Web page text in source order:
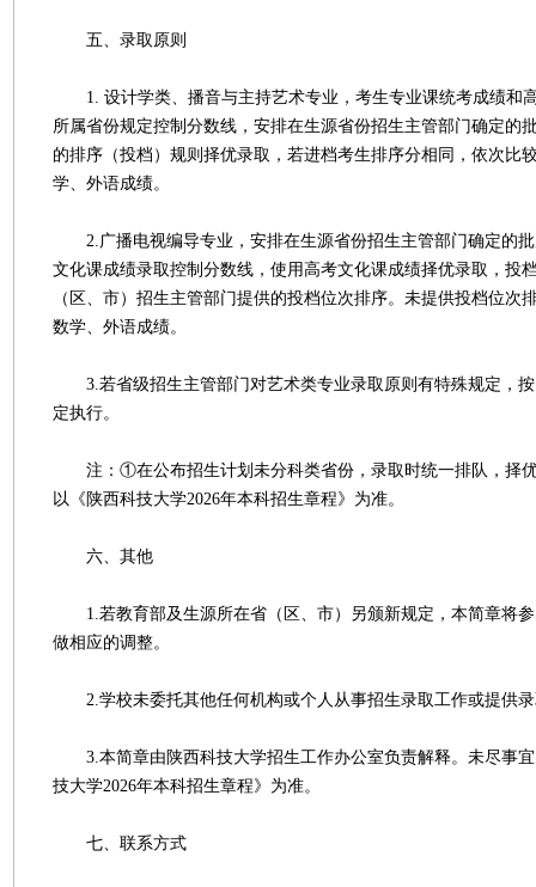
五、录取原则
1. 设计学类、播音与主持艺术专业，考生专业课统考成绩和
所属省份规定控制分数线，安排在生源省份招生主管部门确定的
的排序（投档）规则择优录取，若进档考生排序分相同，依次比
学、外语成绩。
2.广播电视编导专业，安排在生源省份招生主管部门确定的批
文化课成绩录取控制分数线，使用高考文化课成绩择优录取，投
（区、市）招生主管部门提供的投档位次排序。未提供投档位次
数学、外语成绩。
3.若省级招生主管部门对艺术类专业录取原则有特殊规定，按
定执行。
注：①在公布招生计划未分科类省份，录取时统一排队，择
以《陕西科技大学2026年本科招生章程》为准。
六、其他
1.若教育部及生源所在省（区、市）另颁新规定，本简章将参
做相应的调整。
2.学校未委托其他任何机构或个人从事招生录取工作或提供录
3.本简章由陕西科技大学招生工作办公室负责解释。未尽事宜
技大学2026年本科招生章程》为准。
七、联系方式